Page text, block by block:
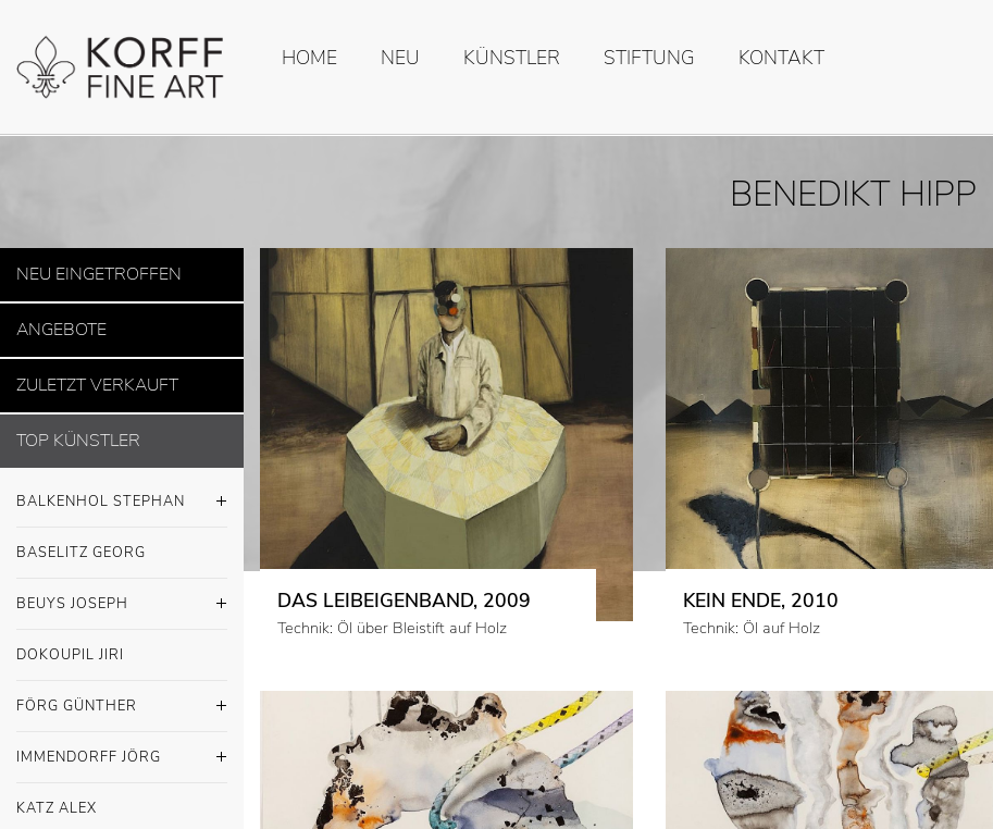
HOME NEU KÜNSTLER STIFTUNG KONTAKT
NEU EINGETROFFEN
ANGEBOTE
ZULETZT VERKAUFT
TOP KÜNSTLER
BALKENHOL STEPHAN
BASELITZ GEORG
BEUYS JOSEPH
DOKOUPIL JIRI
FÖRG GÜNTHER
IMMENDORFF JÖRG
KATZ ALEX
BENEDIKT HIPP
DAS LEIBEIGENBAND, 2009
Technik: Öl über Bleistift auf Holz
KEIN ENDE, 2010
Technik: Öl auf Holz